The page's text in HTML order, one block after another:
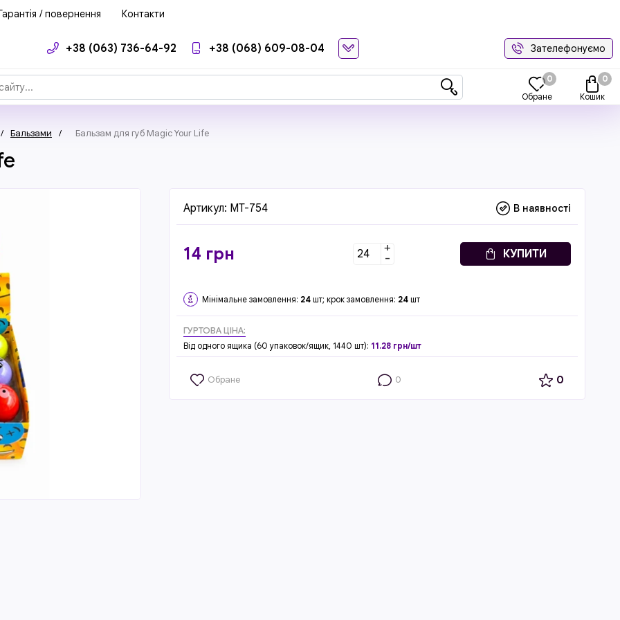
/ повернення Контакти
+38 (063) 736-64-92 +38 (068) 609-08-04 Зателефонуємо
Обране
0
Кошик
0
/ Бальзами / Бальзам для губ Magic Your Life
Артикул: MT-754 В наявності
14 грн +
- КУПИТИ
Мінімальне замовлення: 24 шт; крок замовлення: 24 шт
ГУРТОВА ЦІНА:
Від одного ящика (60 упаковок/ящик, 1440 шт): 11.28 грн/шт
Обране 0 0